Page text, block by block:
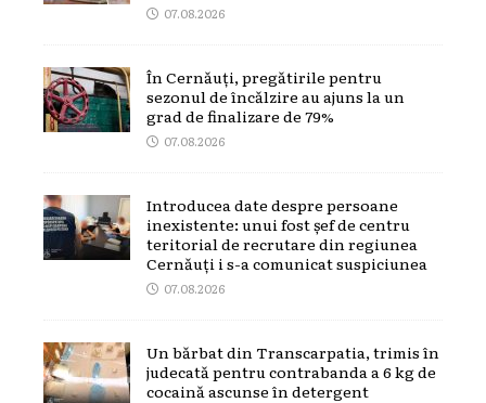
07.08.2026
În Cernăuți, pregătirile pentru
sezonul de încălzire au ajuns la un
grad de finalizare de 79%
07.08.2026
Introducea date despre persoane
inexistente: unui fost șef de centru
teritorial de recrutare din regiunea
Cernăuți i s-a comunicat suspiciunea
07.08.2026
Un bărbat din Transcarpatia, trimis în
judecată pentru contrabanda a 6 kg de
cocaină ascunse în detergent